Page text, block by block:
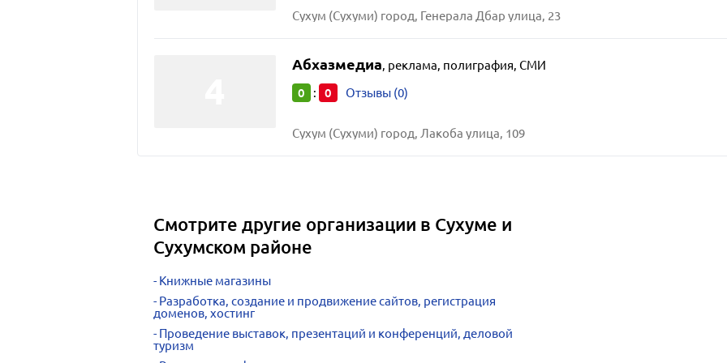
Сухум (Сухуми) город, Генерала Дбар улица, 23
Абхазмедиа, реклама, полиграфия, СМИ
0 : 0 Отзывы (0)
Сухум (Сухуми) город, Лакоба улица, 109
Смотрите другие организации в Сухуме и
Сухумском районе
Книжные магазины
Разработка, создание и продвижение сайтов, регистрация
доменов, хостинг
Проведение выставок, презентаций и конференций, деловой
туризм